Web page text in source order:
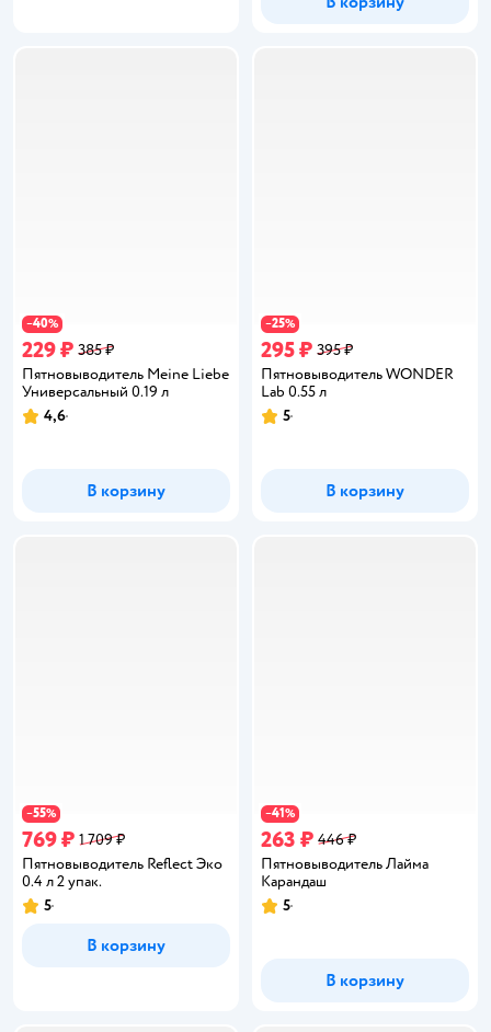
−40%
229 ₽ 385 ₽
Пятновыводитель Meine Liebe
Универсальный 0.19 л
Рейтинг:
4,6
В корзину
−25%
295 ₽ 395 ₽
Пятновыводитель WONDER
Lab 0.55 л
Рейтинг:
5
В корзину
−55%
769 ₽ 1 709 ₽
Пятновыводитель Reflect Эко
0.4 л 2 упак.
Рейтинг:
5
В корзину
−41%
263 ₽ 446 ₽
Пятновыводитель Лайма
Карандаш
Рейтинг:
5
В корзину